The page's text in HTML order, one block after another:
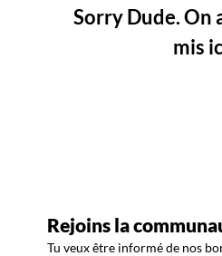
Sorry Dude. On
mis
Rejoins la
Tu veux être informé de nos